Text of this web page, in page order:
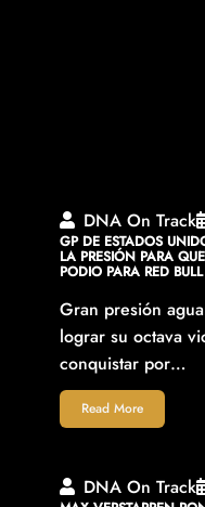
DNA On Track
GP DE ESTADOS
LA PRESIÓN PARA
PODIO PARA RED BULL
Gran presión
lograr su octava
conquistar por…
Read More
DNA On Track